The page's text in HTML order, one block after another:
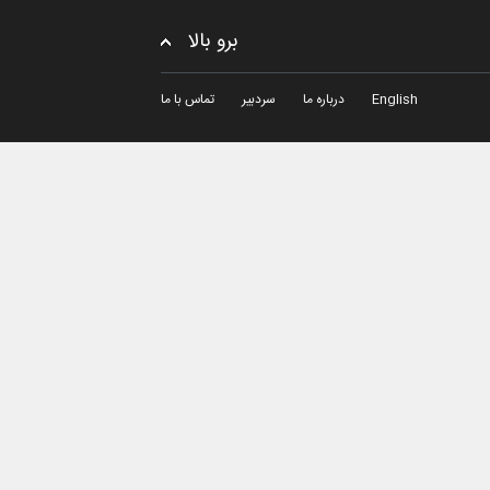
برو بالا
English درباره ما سردبیر تماس با ما